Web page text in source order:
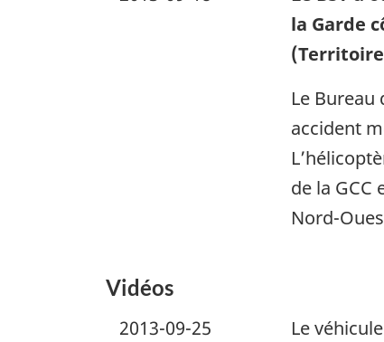
la Garde
Le Bureau
accident
de la GCC
Nord-
Vidéos
2013-09-25
Le